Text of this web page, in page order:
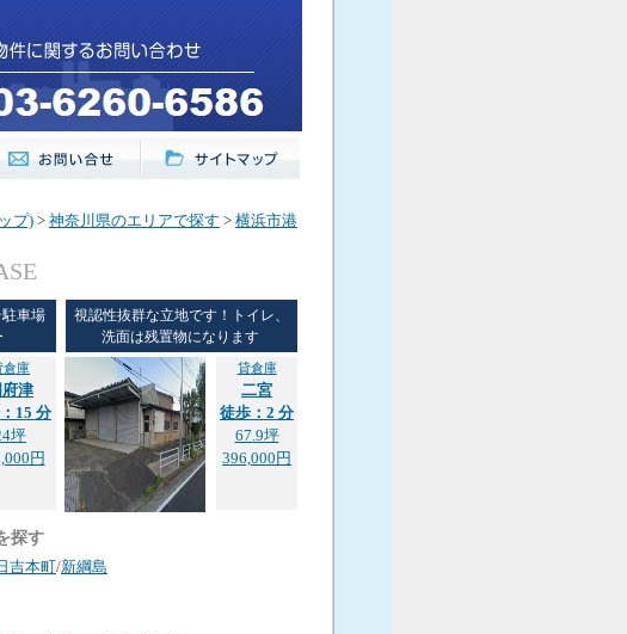
プ) > 神奈川県のエリアで探す > 横浜市港
車場
倉庫
府津
15 分
坪
円
視認性抜群な立地です！トイレ、
洗面は残置物になります
貸倉庫
二宮
徒歩：2 分
67.9坪
396,000円
探す
吉本町 /新綱島